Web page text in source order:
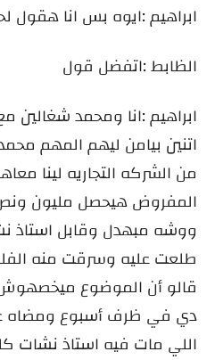
ابراهيم :ايوه بس انا هقول
الظابط :اتفضل قول
ابراهيم :انا ومحمد شغالين
اتنين بيامن ليهم المهم
من الشركه التجاريه لينا
المفروض هيحصل مليون
ووشه مبهدل وقابل استاذ
طلعت عليه وسرقت منه
قالو أن الموضوع
دي في ظرف أسبوع ومضاه
اللي مات فيه استاذ نشات